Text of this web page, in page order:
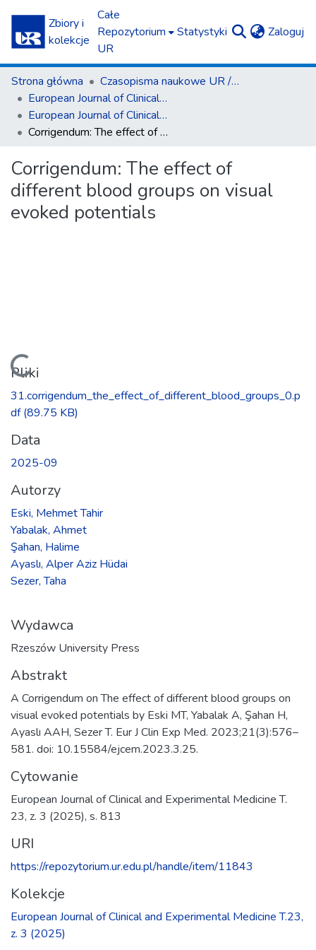
Zbiory i
kolekcje
Całe
Repozytorium
UR
Statystyki Zaloguj
Strona główna
Czasopisma naukowe UR / Scientific Journals
European Journal of Clinical and Experimental Medicine
European Journal of Clinical and Experimental Medicine T.23, z. 3 (2025)
Corrigendum: The effect of different blood groups on visual evoked potentials
Corrigendum: The effect of
different blood groups on visual
evoked potentials
Ładowanie...
Pliki
31.corrigendum_the_effect_of_different_blood_groups_0.p
df(89.75 KB)
Data
2025-09
Autorzy
Eski, Mehmet Tahir
Yabalak, Ahmet
Şahan, Halime
Ayaslı, Alper Aziz Hüdai
Sezer, Taha
Wydawca
Rzeszów University Press
Abstrakt
A Corrigendum on The effect of different blood groups on
visual evoked potentials by Eski MT, Yabalak A, Şahan H,
Ayaslı AAH, Sezer T. Eur J Clin Exp Med. 2023;21(3):576–
581. doi: 10.15584/ejcem.2023.3.25.
Cytowanie
European Journal of Clinical and Experimental Medicine T.
23, z. 3 (2025), s. 813
URI
https://repozytorium.ur.edu.pl/handle/item/11843
Kolekcje
European Journal of Clinical and Experimental Medicine T.23,
z. 3 (2025)